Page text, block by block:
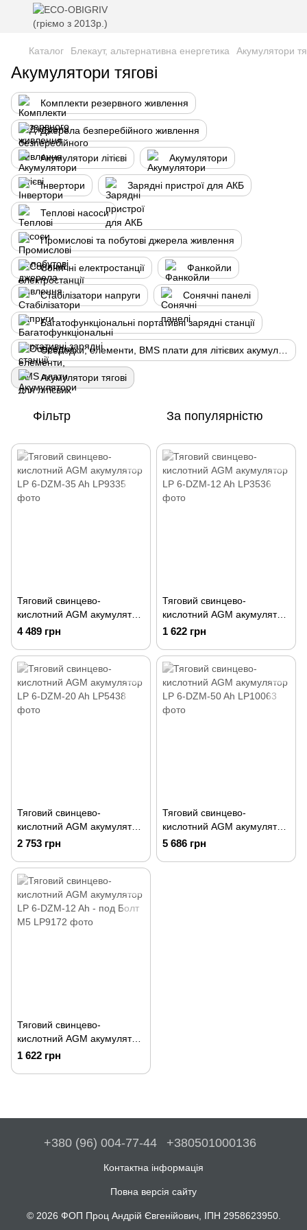
Каталог Блекаут, альтернативна енергетика Акумулятори
Акумулятори тягові
Комплекти резервного живлення
Джерела безперебійного живлення
Акумулятори літієві Акумулятори
Інвертори Зарядні пристрої для АКБ
Теплові насоси
Промислові та побутові джерела живлення
Сонячні електростанції Фанкойли
Стабілізатори напруги Сонячні панелі
Багатофункціональні портативні зарядні станції
Акумулятори тягові
Фільтр За популярністю
Тяговий свинцево-
кислотний AGM акумулятор
LP 6-DZM-35 Ah
4 489 грн
Тяговий свинцево-
кислотний AGM акумулятор
LP 6-DZM-12 Ah
1 622 грн
Тяговий свинцево-
кислотний AGM акумулятор
LP 6-DZM-20 Ah
2 753 грн
Тяговий свинцево-
кислотний AGM акумулятор
LP 6-DZM-50 Ah
5 686 грн
Тяговий свинцево-
кислотний AGM акумулятор
LP 6-DZM-12 Ah - под Болт
1 622 грн
+380 (96) 004-77-44 +380501000136
Контактна інформація
Повна версія сайту
© 2026 ФОП Проц Андрій Євгенійович, ІПН 2958623950.